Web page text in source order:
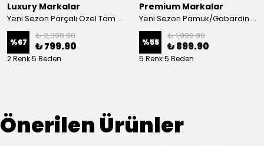
Luxury Markalar
Yeni Sezon Parçalı Özel Tam Fermuarlı Ceket
%67
₺ 2,398.98
₺ 799.90
2 Renk 5 Beden
Premium Markalar
Yeni Sezon Pamuk/Gabardin Ceket Gömlek
%55
₺ 1,999.90
₺ 899.90
5 Renk 5 Beden
Önerilen Ürünler